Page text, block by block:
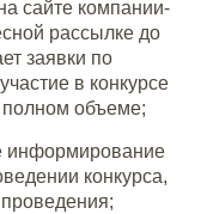
сайте компании-
рассылке до
заявки по
в конкурсе
объеме;
информирование
конкурса,